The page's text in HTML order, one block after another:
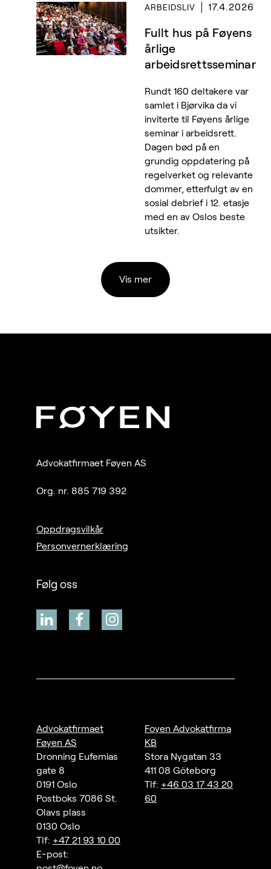
ARBEIDSLIV 17.4.2026
Fullt hus på Føyens
årlige
arbeidsrettsseminar
Rundt 160 deltakere var
samlet i Bjørvika da vi
inviterte til Føyens årlige
seminar i arbeidsrett.
Dagen bød på en
grundig oppdatering på
regelverket og relevante
dommer, etterfulgt av en
sosial debrief i 12. etasje
med en av Oslos beste
utsikter.
Vis mer
Advokatfirmaet Føyen AS
Org. nr. 885 719 392
Oppdragsvilkår
Personvernerklæring
Følg oss
Advokatfirmaet
Føyen AS
Dronning Eufemias
gate 8
0191 Oslo
Postboks 7086 St.
Olavs plass
0130 Oslo
Tlf: +47 21 93 10 00
E-post:
Foyen Advokatfirma
KB
Stora Nygatan 33
411 08 Göteborg
Tlf: +46 03 17 43 20
60